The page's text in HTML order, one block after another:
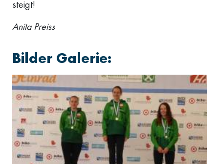
steigt!
Anita Preiss
Bilder Galerie: